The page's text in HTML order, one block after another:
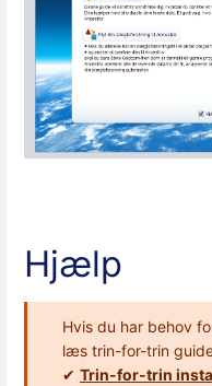
Hjælp
Hvis du har behov
læs trin-for-trin
✔ Trin-for-trin